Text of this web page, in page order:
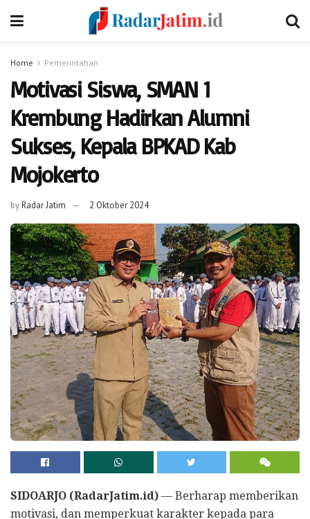
Home Pemerintahan
Motivasi Siswa, SMAN 1
Krembung Hadirkan Alumni
Sukses, Kepala BPKAD Kab
Mojokerto
byRadar Jatim 2 Oktober 2024
SIDOARJO (RadarJatim.id) — Berharap memberikan
motivasi, dan memperkuat karakter kepada para